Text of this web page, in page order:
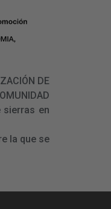
DE
sierras en
la que se